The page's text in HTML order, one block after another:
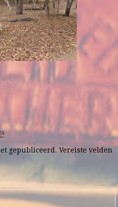
gepubliceerd. Vereiste velden